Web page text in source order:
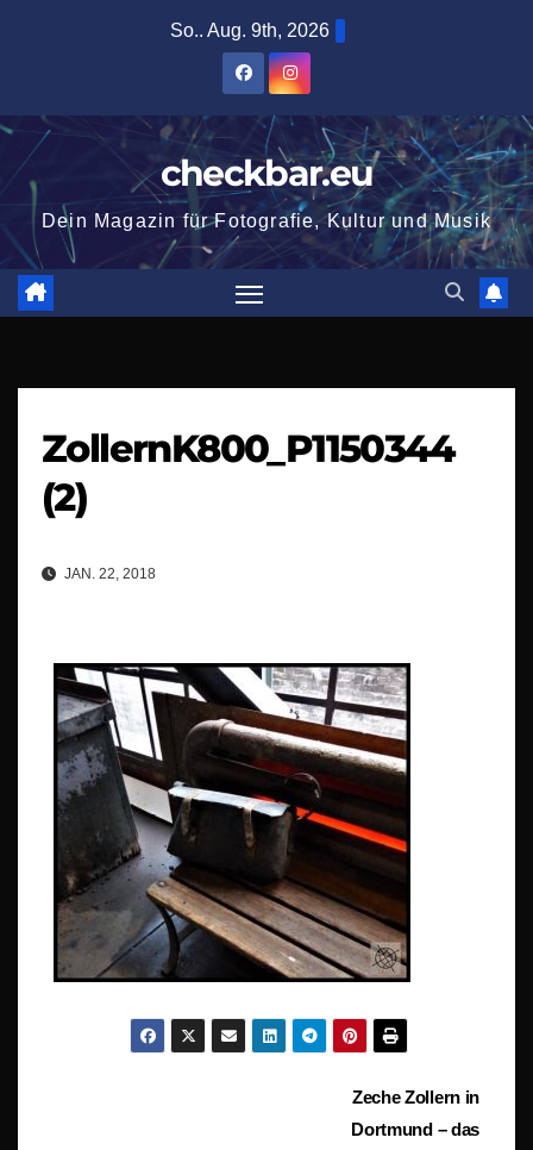
So.. Aug. 9th, 2026
checkbar.eu
Dein Magazin für Fotografie, Kultur und Musik
ZollernK800_P1150344
(2)
JAN. 22, 2018
BeitragsnavigationZeche Zollern in
Dortmund – das